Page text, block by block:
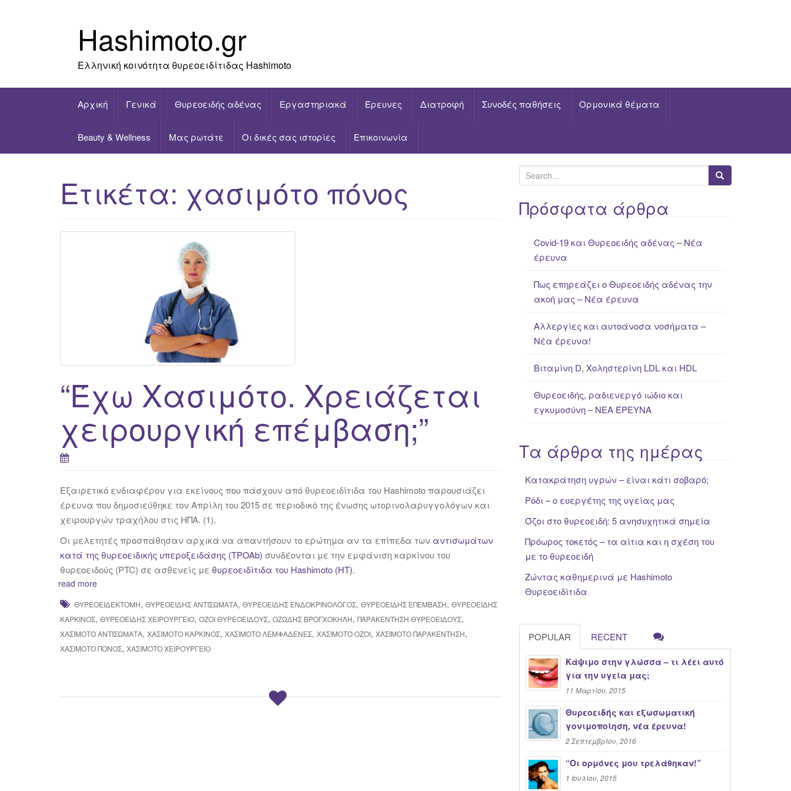
Hashimoto.gr
Ελληνική κοινότητα θυρεοειδίτιδας Hashimoto
Αρχική Γενικά Θυρεοειδής αδένας Εργαστηριακά Έρευνες Διατροφή Συνοδές παθήσεις Ορμονικά θέματα
Beauty & Wellness Μας ρωτάτε Οι δικές σας ιστορίες Επικοινωνία
Ετικέτα: χασιμότο πόνος
“Έχω Χασιμότο. Χρειάζεται
χειρουργική επέμβαση;”
Εξαιρετικό ενδιαφέρον για εκείνους που πάσχουν από θυρεοειδίτιδα του Hashimoto παρουσιάζει
έρευνα που δημοσιεύθηκε τον Απρίλη του 2015 σε περιοδικό της ένωσης ωτορινολαρυγγολόγων και
χειρουργών τραχήλου στις ΗΠΑ. (1).
Οι μελετητές προσπάθησαν αρχικά να απαντήσουν το ερώτημα αν τα επίπεδα των αντισωμάτων
κατά της θυρεοειδικής υπεροξειδάσης (TPOAb) συνδέονται με την εμφάνιση καρκίνου του
θυρεοειδούς (PTC) σε ασθενείς με θυρεοειδίτιδα του Hashimoto (ΗΤ).
read more
ΘΥΡΕΟΕΙΔΕΚΤΟΜΉ, ΘΥΡΕΟΕΙΔΉΣ ΑΝΤΙΣΏΜΑΤΑ, ΘΥΡΕΟΕΙΔΉΣ ΕΝΔΟΚΡΙΝΟΛΌΓΟΣ, ΘΥΡΕΟΕΙΔΉΣ ΕΠΈΜΒΑΣΗ, ΘΥΡΕΟΕΙΔΉΣ
ΚΑΡΚΊΝΟΣ, ΘΥΡΕΟΕΙΔΉΣ ΧΕΙΡΟΥΡΓΕΊΟ, ΌΖΟΙ ΘΥΡΕΟΕΙΔΟΎΣ, ΟΖΏΔΗΣ ΒΡΟΓΧΟΚΉΛΗ, ΠΑΡΑΚΈΝΤΗΣΗ ΘΥΡΕΟΕΙΔΟΎΣ,
ΧΑΣΙΜΌΤΟ ΑΝΤΙΣΏΜΑΤΑ, ΧΑΣΙΜΟΤΟ ΚΑΡΚΙΝΟΣ, ΧΑΣΙΜΌΤΟ ΛΕΜΦΑΔΈΝΕΣ, ΧΑΣΙΜΌΤΟ ΌΖΟΙ, ΧΑΣΙΜΌΤΟ ΠΑΡΑΚΈΝΤΗΣΗ,
ΧΑΣΙΜΌΤΟ ΠΌΝΟΣ, ΧΑΣΙΜΌΤΟ ΧΕΙΡΟΥΡΓΕΊΟ
e
a
rΠρόσφατα άρθρα
Covid-19 και Θυρεοειδής αδένας – Νέα
έρευνα
Πως επηρεάζει ο Θυρεοειδής αδένας την
ακοή μας – Νέα έρευνα
Αλλεργίες και αυτοάνοσα νοσήματα –
Νέα έρευνα!
Βιταμίνη D, Χοληστερίνη LDL και HDL
Θυρεοειδής, ραδιενεργό ιώδιο και
εγκυμοσύνη – ΝΕΑ ΈΡΕΥΝΑ
Τα άρθρα της ημέρας
Κατακράτηση υγρών – είναι κάτι σοβαρό;
Ρόδι – ο ευεργέτης της υγείας μας
Όζοι στο θυρεοειδή: 5 ανησυχητικά σημεία
Πρόωρος τοκετός – τα αίτια και η σχέση του
με το θυρεοειδή
Ζώντας καθημερινά με Hashimoto
Θυρεοειδίτιδα
POPULAR RECENT
Κάψιμο στην γλώσσα – τι λέει αυτό
για την υγεία μας;
11 Μαρτίου, 2015
Θυρεοειδής και εξωσωματική
γονιμοποίηση, νέα έρευνα!
2 Σεπτεμβρίου, 2016
“Oι ορμόνες μου τρελάθηκαν!”
1 Ιουλίου, 2015